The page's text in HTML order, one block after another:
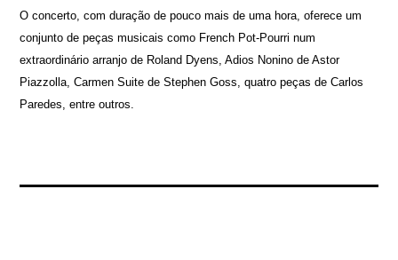
O concerto, com duração de pouco mais de uma hora, oferece um
conjunto de peças musicais como French Pot-Pourri num
extraordinário arranjo de Roland Dyens, Adios Nonino de Astor
Piazzolla, Carmen Suite de Stephen Goss, quatro peças de Carlos
Paredes, entre outros.